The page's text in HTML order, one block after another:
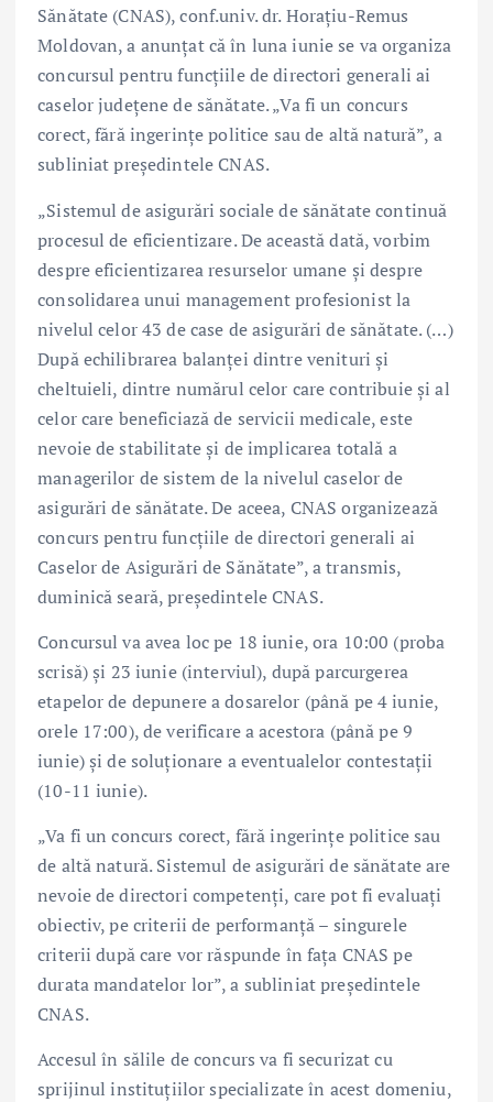
Sănătate (CNAS), conf.univ. dr. Horațiu-Remus
Moldovan, a anunțat că în luna iunie se va organiza
concursul pentru funcțiile de directori generali ai
caselor județene de sănătate. „Va fi un concurs
corect, fără ingerințe politice sau de altă natură”, a
subliniat președintele CNAS.
„Sistemul de asigurări sociale de sănătate continuă
procesul de eficientizare. De această dată, vorbim
despre eficientizarea resurselor umane și despre
consolidarea unui management profesionist la
nivelul celor 43 de case de asigurări de sănătate. (…)
După echilibrarea balanței dintre venituri și
cheltuieli, dintre numărul celor care contribuie și al
celor care beneficiază de servicii medicale, este
nevoie de stabilitate și de implicarea totală a
managerilor de sistem de la nivelul caselor de
asigurări de sănătate. De aceea, CNAS organizează
concurs pentru funcțiile de directori generali ai
Caselor de Asigurări de Sănătate”, a transmis,
duminică seară, președintele CNAS.
Concursul va avea loc pe 18 iunie, ora 10:00 (proba
scrisă) și 23 iunie (interviul), după parcurgerea
etapelor de depunere a dosarelor (până pe 4 iunie,
orele 17:00), de verificare a acestora (până pe 9
iunie) și de soluționare a eventualelor contestații
(10-11 iunie).
„Va fi un concurs corect, fără ingerințe politice sau
de altă natură. Sistemul de asigurări de sănătate are
nevoie de directori competenți, care pot fi evaluați
obiectiv, pe criterii de performanță – singurele
criterii după care vor răspunde în fața CNAS pe
durata mandatelor lor”, a subliniat președintele
CNAS.
Accesul în sălile de concurs va fi securizat cu
sprijinul instituțiilor specializate în acest domeniu,